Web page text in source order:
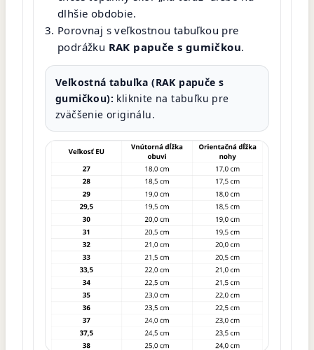
dlhšie obdobie.
Porovnaj s veľkostnou tabuľkou pre
podrážku RAK papuče s gumičkou.
Veľkostná tabuľka (RAK papuče s
gumičkou): kliknite na tabuľku pre
zväčšenie originálu.